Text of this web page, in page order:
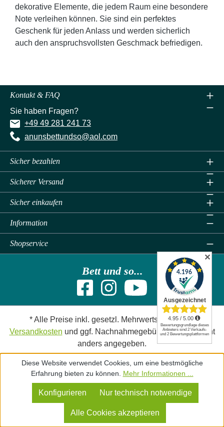
dekorative Elemente, die jedem Raum eine besondere
Note verleihen können. Sie sind ein perfektes
Geschenk für jeden Anlass und werden sicherlich
auch den anspruchsvollsten Geschmack befriedigen.
Kontakt & FAQ
Sie haben Fragen?
+49 49 281 241 73
anunsbettundso@aol.com
Sicher bezahlen
Sicherer Versand
Sicher einkaufen
Bett und so...
Information
Shopservice
* Alle Preise inkl. gesetzl. Mehrwertsteuer zzgl.
Versandkosten und ggf. Nachnahmegebühren, wenn nicht
anders angegeben.
Bett und so...
Diese Website verwendet Cookies, um eine bestmögliche
Erfahrung bieten zu können. Mehr Informationen ...
Nur technisch notwendige
Konfigurieren
Alle Cookies akzeptieren
✕